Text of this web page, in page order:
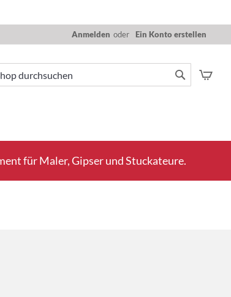
Anmelden Ein Konto erstellen
für Maler, Gipser und Stuckateure.